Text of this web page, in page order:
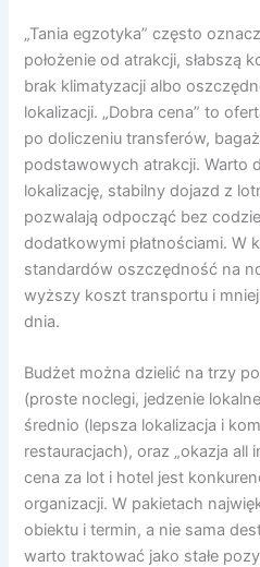
„Tania egzotyka” często
położenie od atrakcji, słabszą
brak klimatyzacji albo
lokalizacji. „Dobra cena” to
po doliczeniu transferów,
podstawowych atrakcji. Warto
lokalizację, stabilny dojazd z
pozwalają odpocząć bez
dodatkowymi płatnościami. W
standardów oszczędność na
wyższy koszt transportu i
dnia.
Budżet można dzielić na trzy
(proste noclegi, jedzenie
średnio (lepsza lokalizacja i
restauracjach), oraz „okazja all
cena za lot i hotel jest
organizacji. W pakietach
obiektu i termin, a nie sama
warto traktować jako stałe